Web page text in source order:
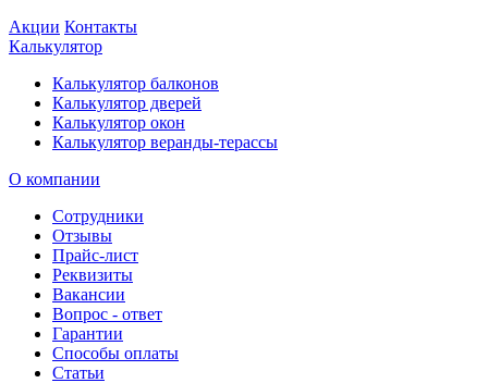
Акции Контакты
Калькулятор
Калькулятор балконов
Калькулятор дверей
Калькулятор окон
Калькулятор веранды-терассы
О компании
Сотрудники
Отзывы
Прайс-лист
Реквизиты
Вакансии
Вопрос - ответ
Гарантии
Способы оплаты
Статьи